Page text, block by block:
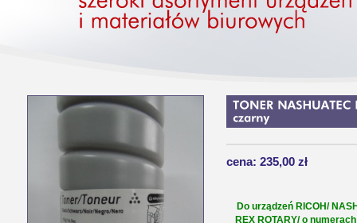
cena: 235,00 zł
Do urządzeń RICOH/
REX ROTARY/o